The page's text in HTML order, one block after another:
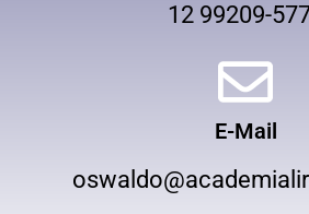
12 99209-
E-Mail